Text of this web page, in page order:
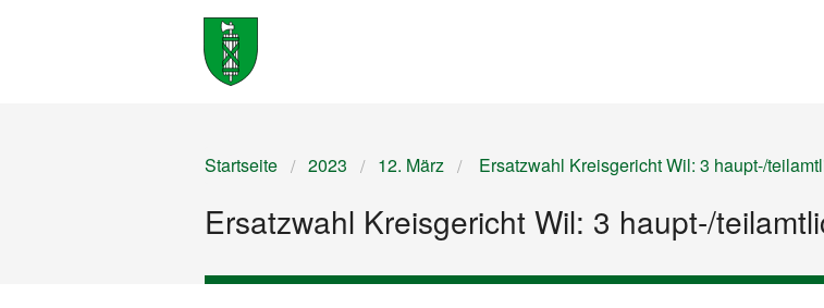
Startseite 2023 12. März Ersatzwahl Kreisgericht Wil: 3 haupt-/
Ersatzwahl Kreisgericht Wil: 3 haupt-/